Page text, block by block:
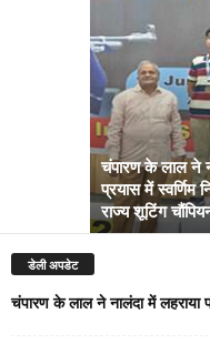
चंपारण के लाल ने
प्रयास में स्वर्णिम
राज्य शूटिंग
डेली अपडेट
चंपारण के लाल ने नालंदा में लहराया